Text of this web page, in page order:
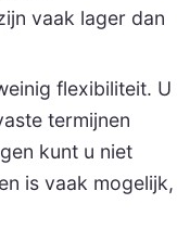
vaak lager dan
flexibiliteit. U
termijnen
kunt u niet
is vaak mogelijk,